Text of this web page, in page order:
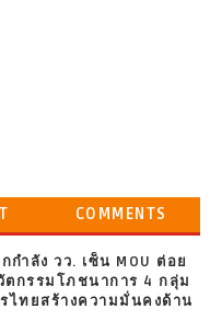
COMMENTS
กำลัง วว. เซ็น MOU ต่อย
กรรมโภชนาการ 4 กลุ่ม
ไทยสร้างความมั่นคงด้าน